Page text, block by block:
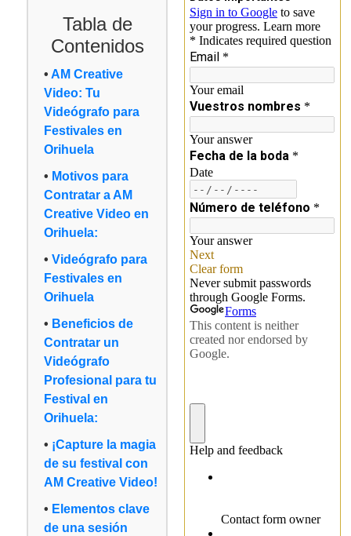
Tabla de
Contenidos
AM Creative
Video: Tu
Videógrafo para
Festivales en
Orihuela
Motivos para
Contratar a AM
Creative Video en
Orihuela:
Videógrafo para
Festivales en
Orihuela
Beneficios de
Contratar un
Videógrafo
Profesional para tu
Festival en
Orihuela:
¡Capture la magia
de su festival con
AM Creative Video!
Elementos clave
de una sesión